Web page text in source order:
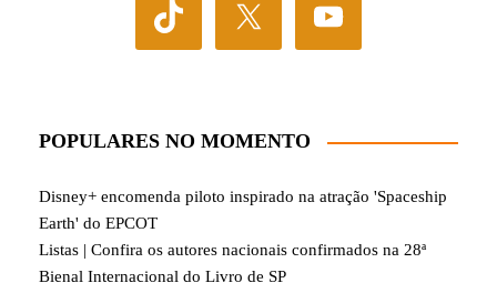
POPULARES NO MOMENTO
Disney+ encomenda piloto inspirado na atração 'Spaceship
Earth' do EPCOT
Listas | Confira os autores nacionais confirmados na 28ª
Bienal Internacional do Livro de SP